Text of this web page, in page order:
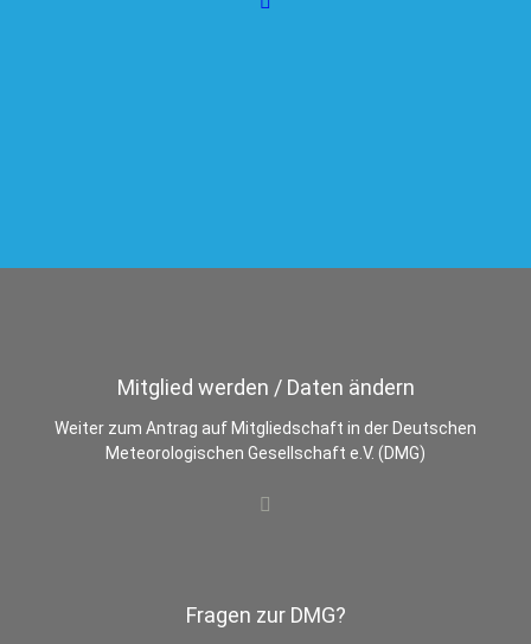
Mitglied werden / Daten ändern
Weiter zum Antrag auf Mitgliedschaft in der Deutschen
Meteorologischen Gesellschaft e.V. (DMG)
Fragen zur DMG?